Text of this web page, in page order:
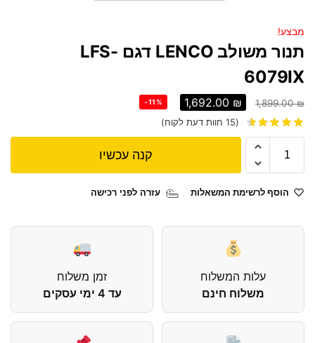
מבצע!
תנור משולב LENCO דגם LFS-
6079IX
1,899.00₪
1,692.00 ₪
-11%
(
15 חוות דעת לקוח)
קנה עכשיו
הוסף לרשימת המשאלות עזרה לפני רכישה
עלות המשלוח
משלוח חינם
זמן משלוח
עד 4 ימי עסקים